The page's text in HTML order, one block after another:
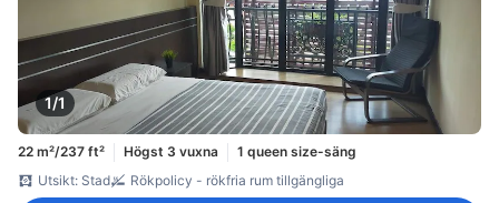
1/1
22 m²/237 ft² Högst 3 vuxna
1 queen size-säng
Utsikt: Stad
Rökpolicy - rökfria rum tillgängliga